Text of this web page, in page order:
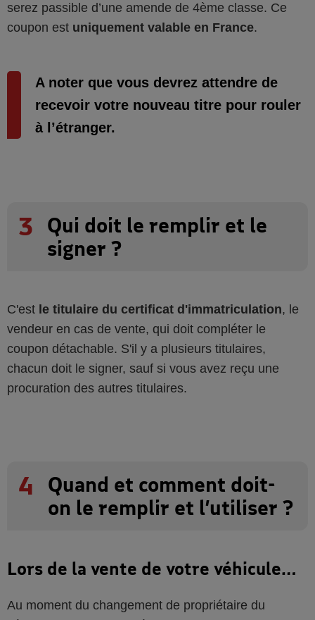
serez passible d’une amende de 4ème classe. Ce
coupon est uniquement valable en France.
A noter que vous devrez attendre de
recevoir votre nouveau titre pour rouler
à l’étranger.
3
Qui doit le remplir et le
signer ?
C'est le titulaire du certificat d'immatriculation, le
vendeur en cas de vente, qui doit compléter le
coupon détachable. S'il y a plusieurs titulaires,
chacun doit le signer, sauf si vous avez reçu une
procuration des autres titulaires.
4
Quand et comment doit-
on le remplir et l’utiliser ?
Lors de la vente de votre véhicule…
Au moment du changement de propriétaire du